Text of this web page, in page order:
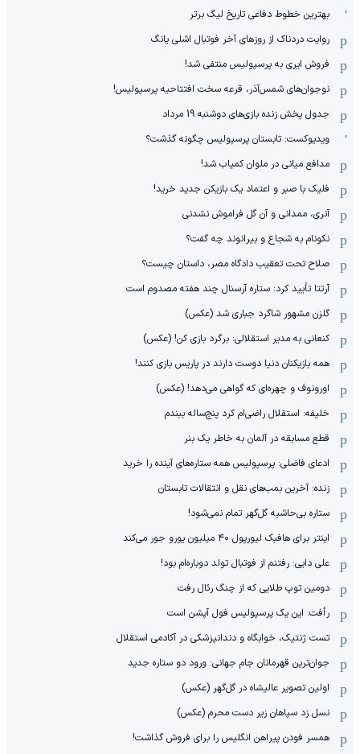
بهترین خطوط دفاعی تاریخ لیگ برتر
روایت دردناک از روزهای آخر فوتبال اشلی یانگ
فروش ایری به پرسپولیس منتفی شد!
نوجوان‌های شمس‌آذر، قرعه سخت افتتاحیه پرسپولیس!
جدول پخش زنده بازی‌های دوشنبه 19 مرداد
ویدیوکست: تابستان پرسپولیس چگونه گذشت؟
مدافع میانی در ملوان کمیاب شد!
فلیک با صبر و اعتماد یک بازیکن جدید خرید!
آنری، ممدانی و آن گل فراموش نشدنی
نکونام به شجاع و بیرانوند چه گفت؟
صلاح تحت تعقیب دادگاه مصر، داستان چیست؟
آرتتا تأیید کرد: ستاره آرسنال چند هفته مصدوم است
گلزن مشهور شاگرد جباری شد (عکس)
کنعانی به مدیر استقلالی: برگرد بازی کن! (عکس)
همه بازیکنان دنیا دوست دارند در پاریس بازی کنند!
اورونوف و چهره‌ای که گواهی می‌دهد! (عکس)
خلیفه: استقلال راضی‌ام کرد پنج‌ساله ببندم
قطع مسابقه در آلمان به خاطر یک بنر
ادعای فاضلی: پرسپولیس همه ستاره‌های آینده را خرید
زنده: آخرین بمب‌های نقل و انتقالات تابستان
ستاره بی‌حاشیه گل‌گهر تمام نمی‌شود!
اینتر برای هافبک لیورپول ۴۰ میلیون یورو جور می‌کند
علی دایی: رفتنم از فوتبال تولد دوباره‌ام بود!
دومین توپ طلایی که از چنگ رئال رفت
رأفت: این یک پرسپولیس فول آپشن است
تست ژنتیک، خوابگاه و دندانپزشکی در آکادمی استقلال
جوان‌ترین قهرمانان جام جهانی: ورود دو ستاره جدید
اولین تصویر عالیشاه در گل‌گهر (عکس)
نسل زد سپاهان زیر دست محرم (عکس)
همسر فودن پیراهن انگلیس را برای فروش گذاشت!